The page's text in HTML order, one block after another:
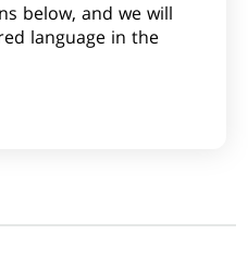
SUR
below, and we will
language in the